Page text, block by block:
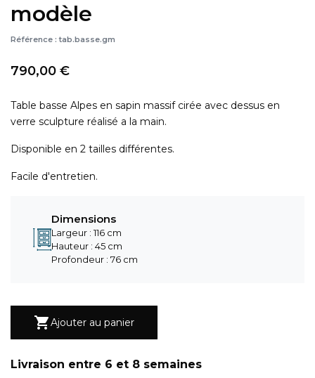
modèle
Référence : tab.basse.gm
790,00 €
Table basse Alpes en sapin massif cirée avec dessus en
verre sculpture réalisé a la main.
Disponible en 2 tailles différentes.
Facile d'entretien.
Dimensions
Largeur : 116 cm
Hauteur : 45 cm
Profondeur : 76 cm
Ajouter au panier
Livraison entre 6 et 8 semaines